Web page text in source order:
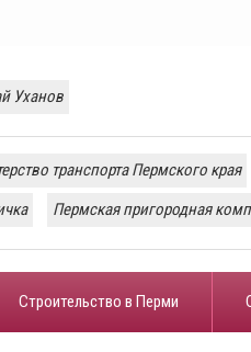
Уханов
транспорта Пермского края
Пермская пригородная
Строительство в Перми